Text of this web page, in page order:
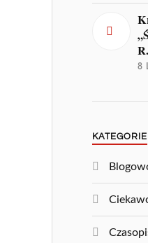
8
KATEGORIE